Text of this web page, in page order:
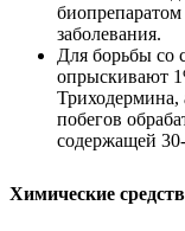
заболевания.
Для борьбы со
опрыскивают
Триходермина,
побегов
содержащей
Химические